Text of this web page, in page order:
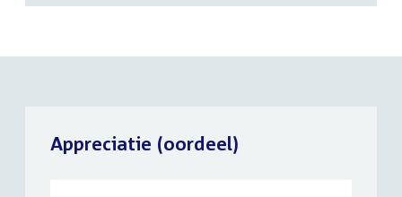
Appreciatie (oordeel)